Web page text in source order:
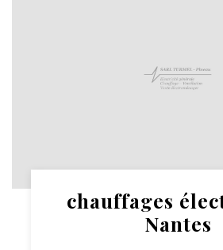
chauffages
Nantes